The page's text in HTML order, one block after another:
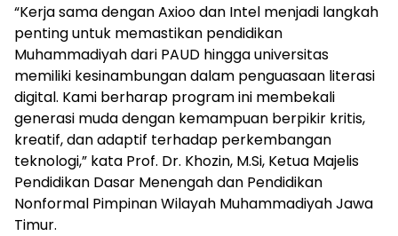
“Kerja sama dengan Axioo dan Intel menjadi langkah
penting untuk memastikan pendidikan
Muhammadiyah dari PAUD hingga universitas
memiliki kesinambungan dalam penguasaan literasi
digital. Kami berharap program ini membekali
generasi muda dengan kemampuan berpikir kritis,
kreatif, dan adaptif terhadap perkembangan
teknologi,” kata Prof. Dr. Khozin, M.Si, Ketua Majelis
Pendidikan Dasar Menengah dan Pendidikan
Nonformal Pimpinan Wilayah Muhammadiyah Jawa
Timur.